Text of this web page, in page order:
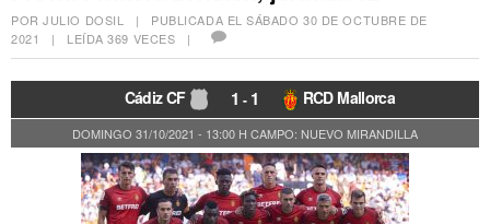
POR JULIO DOSIL | PUBLICADA ELSÁBADO 30 DE OCTUBRE DE
2021
| LEÍDA 369 VECES |
Cádiz CF 1 - 1 RCD Mallorca
DOMINGO 31/10/2021 - 13:00 H CAMPO: NUEVO MIRANDILLA